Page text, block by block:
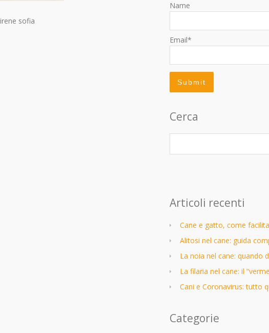
irene sofia
Name
Email*
Cerca
Articoli recenti
Cane e gatto, come
Alitosi nel cane: guida
La noia nel cane: quando
La filaria nel cane: il
Cani e Coronavirus: tutto
Categorie